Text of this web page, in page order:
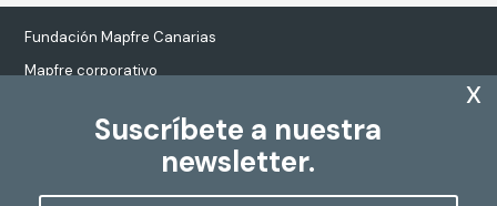
Suscríbete a nuestra
newsletter.
x
Fundación Mapfre Canarias
Mapfre corporativo
Tratamiento de datos personales
Política de Cookies